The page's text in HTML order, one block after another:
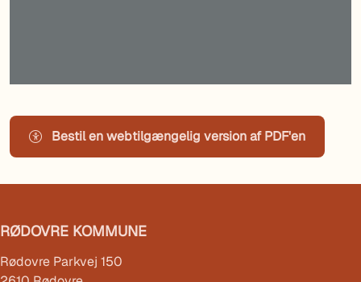
Bestil en webtilgængelig version af PDF'en
RØDOVRE KOMMUNE
Rødovre Parkvej 150